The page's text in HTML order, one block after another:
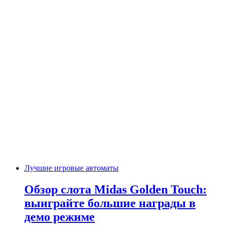
Лучшие игровые автоматы
Обзор слота Midas Golden Touch:
выиграйте большие награды в
демо режиме